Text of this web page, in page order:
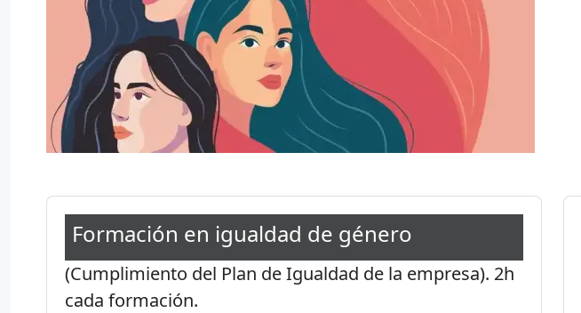
Formación en igualdad de género
(Cumplimiento del Plan de Igualdad de la empresa). 2h
cada formación.